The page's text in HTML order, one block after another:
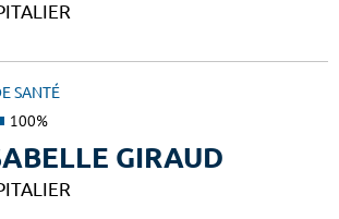
SANTÉ
100%
GIRAUD